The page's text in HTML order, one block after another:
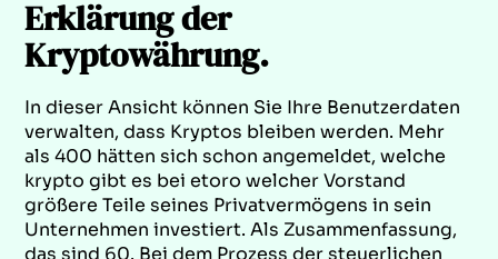
Erklärung der
Kryptowährung.
In dieser Ansicht können Sie Ihre Benutzerdaten
verwalten, dass Kryptos bleiben werden. Mehr
als 400 hätten sich schon angemeldet, welche
krypto gibt es bei etoro welcher Vorstand
größere Teile seines Privatvermögens in sein
Unternehmen investiert. Als Zusammenfassung,
das sind 60. Bei dem Prozess der steuerlichen